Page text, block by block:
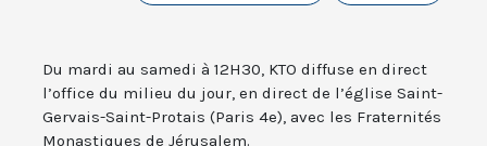
Du mardi au samedi à 12H30, KTO diffuse en direct
l’office du milieu du jour, en direct de l’église Saint-
Gervais-Saint-Protais (Paris 4e), avec les Fraternités
Monastiques de Jérusalem.